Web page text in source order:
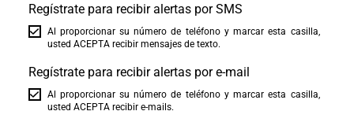
Regístrate para recibir alertas por SMS
Al proporcionar su número de teléfono y marcar esta casilla,
usted ACEPTA recibir mensajes de texto.
Regístrate para recibir alertas por e-mail
Al proporcionar su número de teléfono y marcar esta casilla,
usted ACEPTA recibir e-mails.